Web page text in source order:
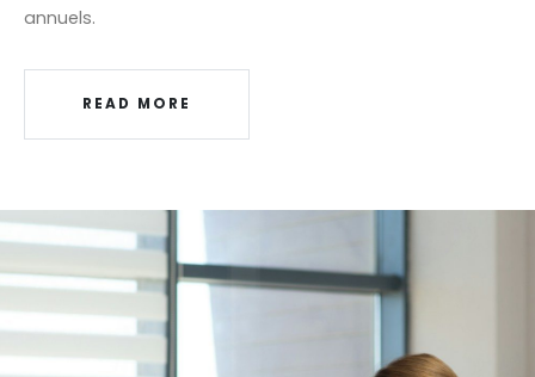
annuels.
READ MORE